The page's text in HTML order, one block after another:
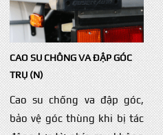
CAO SU CHÔNG VA ĐẬP GÓC
TRỤ (N)
Cao su chống va đập góc,
bảo vệ góc thùng khi bị tác